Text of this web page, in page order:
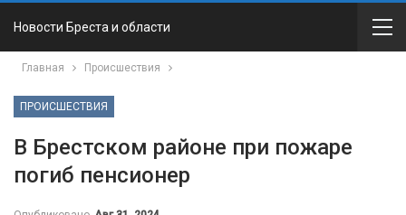
Новости Бреста и области
Главная Происшествия
ПРОИСШЕСТВИЯ
В Брестском районе при пожаре
погиб пенсионер